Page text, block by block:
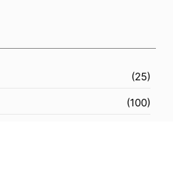
(25)
(100)